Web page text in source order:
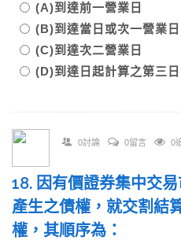
(A)到達前一營業日
(B)到達當日或次一營業
(C)到達次二營業日
(D)到達日起計算之第三日
0討論 0留言 0
18. 因有價證券集中交
產生之債權，就交割結
權，其順序為：